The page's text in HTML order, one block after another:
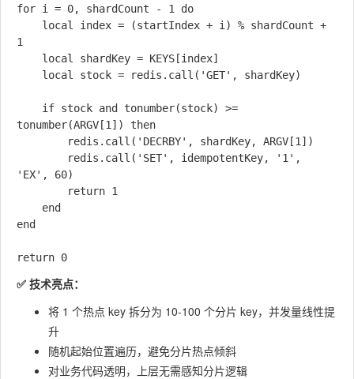
for i = 0, shardCount - 1 do
1
tonumber(ARGV[1]) then
'EX', 60)
end
✅ 技术亮点：
将 1 个热点 key 拆分为 10-100 个分片 key，并发量线性提
升
随机起始位置遍历，避免分片热点倾斜
对业务代码透明，上层无需感知分片逻辑